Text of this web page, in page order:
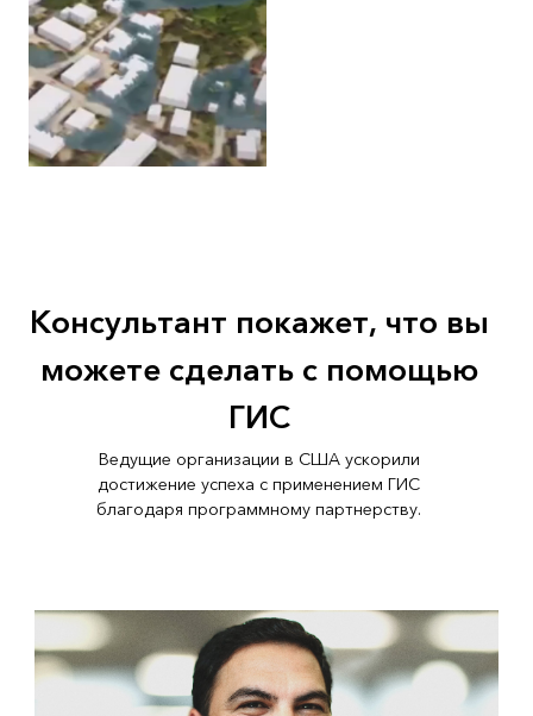
Консультант покажет, что вы
можете сделать с помощью
ГИС
Ведущие организации в США ускорили
достижение успеха с применением ГИС
благодаря программному партнерству.